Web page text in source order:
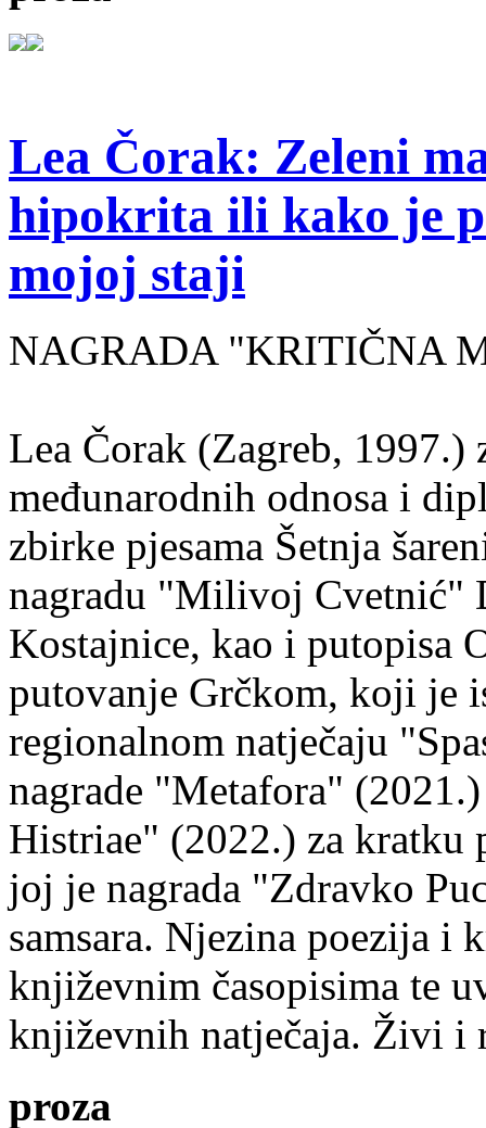
Lea Čorak: Zeleni
hipokrita ili kako je
mojoj staji
NAGRADA "KRITIČNA
Lea Čorak (Zagreb,
međunarodnih odnosa i
zbirke pjesama Šetnja
nagradu "Milivoj Cvetnić"
Kostajnice, kao i putopisa
putovanje Grčkom, koji je
regionalnom natječaju
nagrade "Metafora"
Histriae" (2022.) za kratku
joj je nagrada "Zdravko
samsara. Njezina poezija i
književnim časopisima te
književnih natječaja. Živi i
proza